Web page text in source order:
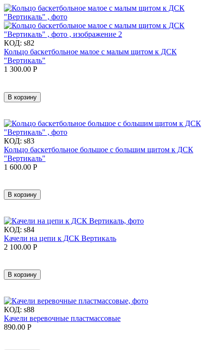
КОД: s82
Кольцо баскетбольное малое с малым щитом к ДСК
"Вертикаль"
1 300.00 Р
В корзину
КОД: s83
Кольцо баскетбольное большое с большим щитом к ДСК
"Вертикаль"
1 600.00 Р
В корзину
КОД: s84
Качели на цепи к ДСК Вертикаль
2 100.00 Р
В корзину
КОД: s88
Качели веревочные пластмассовые
890.00 Р